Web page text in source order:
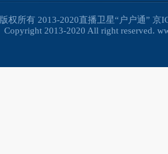
版权所有 2013-2020直播卫星“户户通” 京
Copyright 2013-2020 All right reserved.